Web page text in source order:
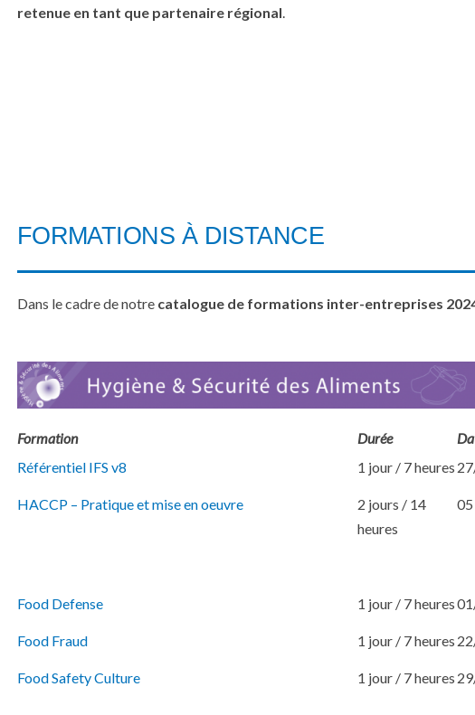
retenue en tant que partenaire régional.
FORMATIONS À DISTANCE
Dans le cadre de notre catalogue de formations inter-entreprises
Formation Durée
Référentiel IFS v8
1 jour / 7 heures
HACCP – Pratique et mise en oeuvre
2 jours / 14
heures
Food Defense 1 jour / 7 heures
Food Fraud 1 jour / 7 heures
Food Safety Culture 1 jour / 7 heures